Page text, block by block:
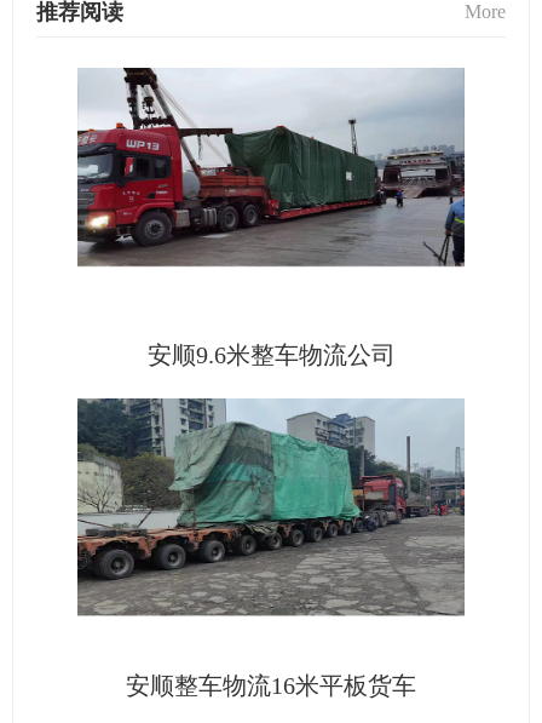
推荐阅读 More
安顺9.6米整车物流公司
安顺整车物流16米平板货车